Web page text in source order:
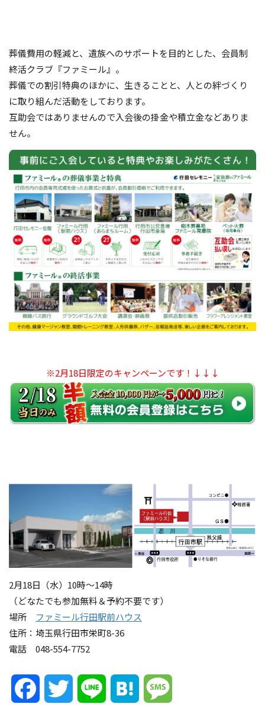
葬儀費用の軽減と、遺族へのサポートを目的とした、会員制
終活クラブ『ファミール』。
葬儀での割引特典のほかに、生きることと、人との絆づくり
に取り組んだ活動をしております。
互助会ではありませんので入会後の掛金や積立金などありま
せん。
※2月18日限定のキャンペーンです！↓↓↓
2月18日（水）10時～14時
（どなたでも参加無料＆予約不要です）
場所 ファミール行田駅前ハウス
住所：埼玉県行田市栄町8-36
電話 048-554-7752
FacebookTwitter Line Hatena